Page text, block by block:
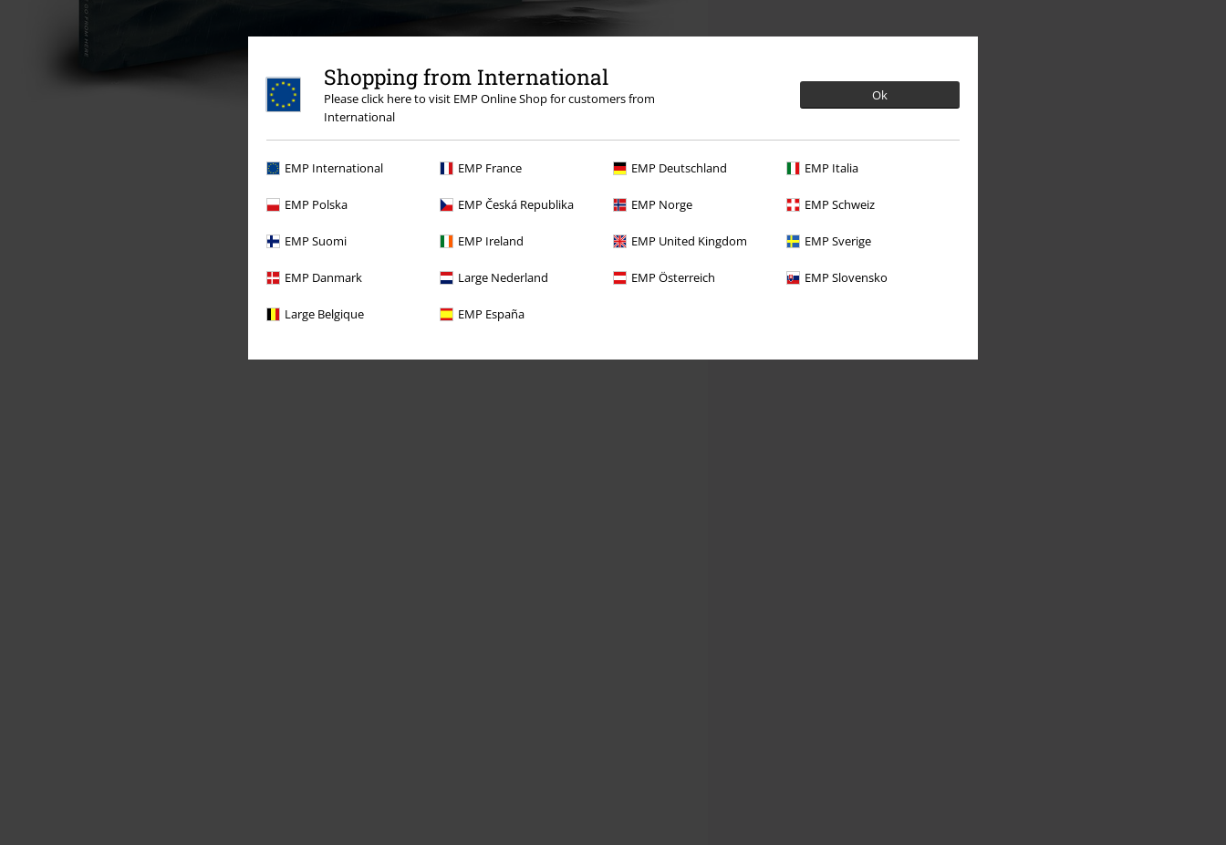
Shopping from International
Please click here to visit EMP Online Shop for customers from
International
Ok
EMP International EMP France EMP Deutschland EMP Italia
EMP Polska EMP Česká Republika EMP Norge EMP Schweiz
EMP Suomi EMP Ireland EMP United Kingdom EMP Sverige
EMP Danmark Large Nederland EMP Österreich EMP Slovensko
Large Belgique EMP España